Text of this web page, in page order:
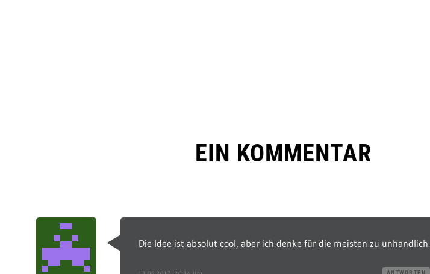
EIN KOMMENTAR
Die Idee ist absolut cool, aber ich denke für die meisten zu unhandlich.
ANTWORTEN